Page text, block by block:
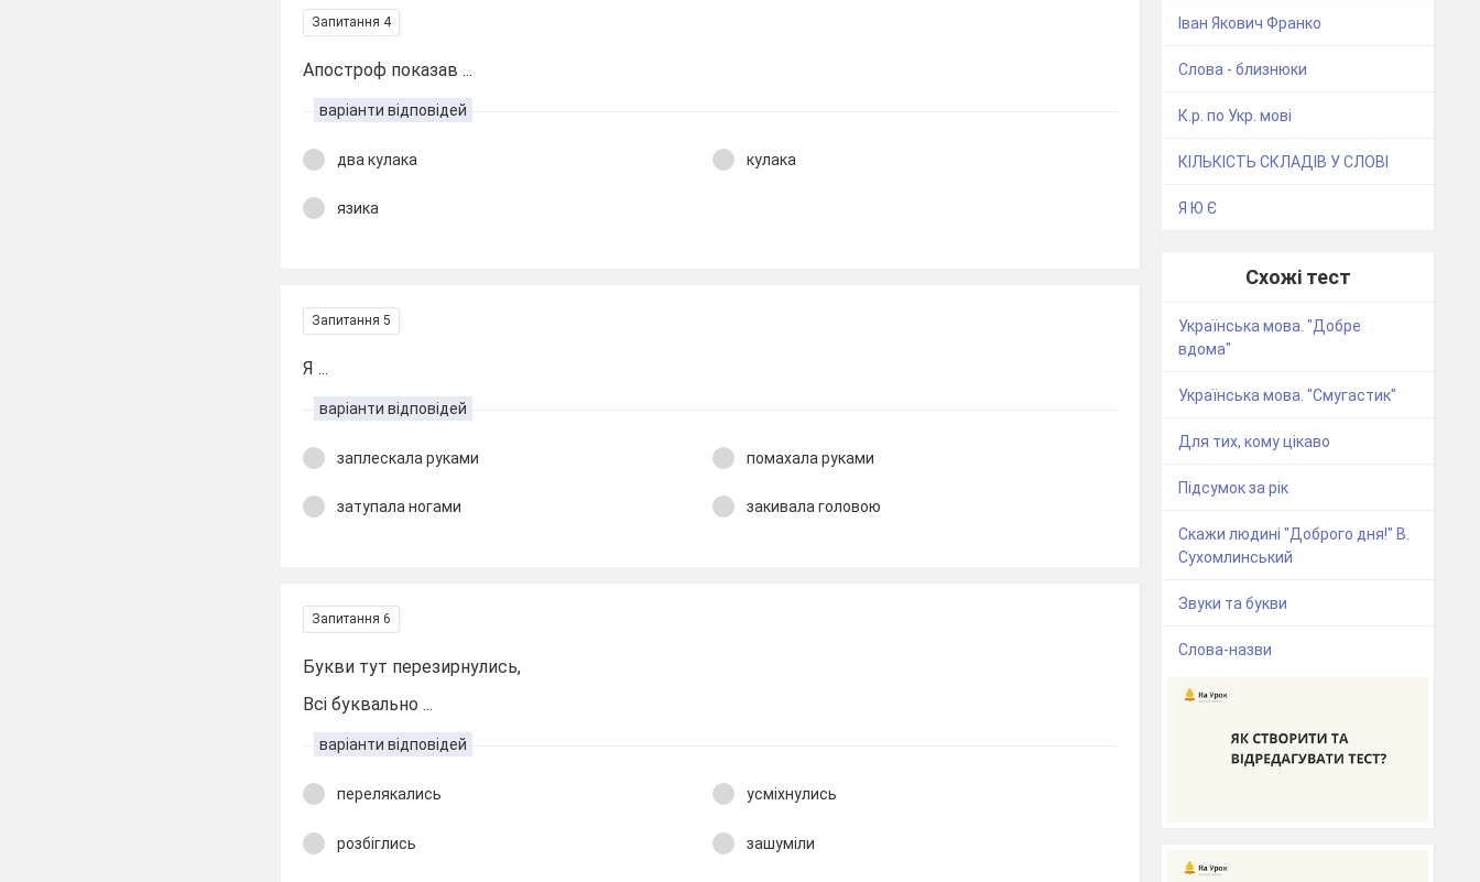
Запитання 4
Апостроф показав ...
варіанти відповідей
два кулака кулака
язика
Запитання 5
Я ...
варіанти відповідей
заплескала руками помахала руками
затупала ногами закивала головою
Запитання 6
Букви тут перезирнулись,
Всі буквально ...
варіанти відповідей
перелякались усміхнулись
розбіглись зашуміли
Іван Якович Франко
Слова - близнюки
К.р. по Укр. мові
КІЛЬКІСТЬ СКЛАДІВ У СЛОВІ
Я Ю Є
Схожі тест
Українська мова. "Добре
вдома"
Українська мова. "Смугастик"
Для тих, кому цікаво
Підсумок за рік
Скажи людині "Доброго дня!" В.
Сухомлинський
Звуки та букви
Слова-назви